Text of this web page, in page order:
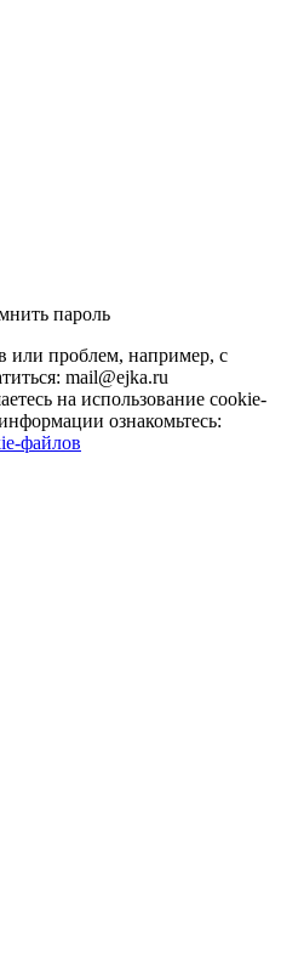
пароль
или проблем, например, с
mail@ejka.ru
на использование cookie-
ознакомьтесь:
файлов